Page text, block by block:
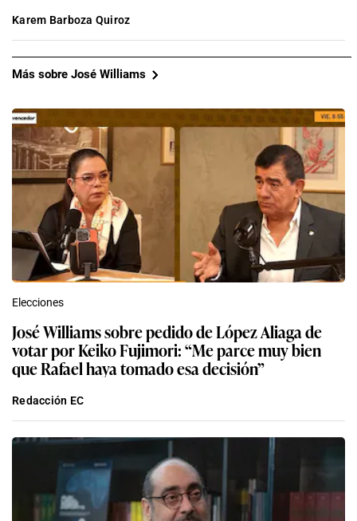
Karem Barboza Quiroz
Más sobre José Williams
Elecciones
José Williams sobre pedido de López Aliaga de
votar por Keiko Fujimori: “Me parce muy bien
que Rafael haya tomado esa decisión”
Redacción EC